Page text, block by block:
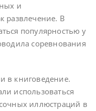
и
развлечение. В
популярностью у
соревнования
в книговедение.
использоваться
иллюстраций в